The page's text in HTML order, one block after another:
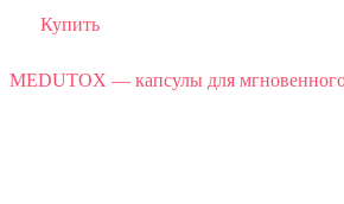
Купить
MEDUTOX — капсулы для